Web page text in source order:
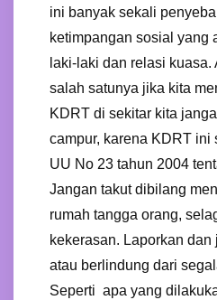
ini banyak sekali
ketimpangan sosial yang
laki-laki dan relasi kuasa.
salah satunya jika kita
KDRT di sekitar kita
campur, karena KDRT ini
UU No 23 tahun 2004
Jangan takut dibilang
rumah tangga orang,
kekerasan. Laporkan
atau berlindung dari
Seperti apa yang